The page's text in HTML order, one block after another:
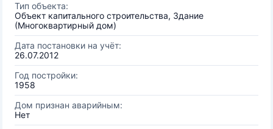
Тип объекта:
Объект капитального строительства, Здание
(Многоквартирный дом)
Дата постановки на учёт:
26.07.2012
Год постройки:
1958
Дом признан аварийным:
Нет